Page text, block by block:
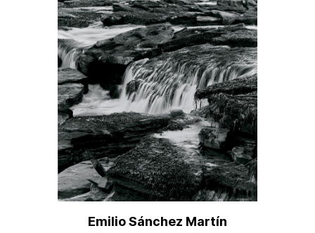
Emilio Sánchez Martín